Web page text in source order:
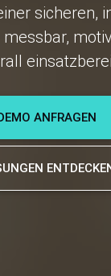
sicheren,
ANFRAGEN